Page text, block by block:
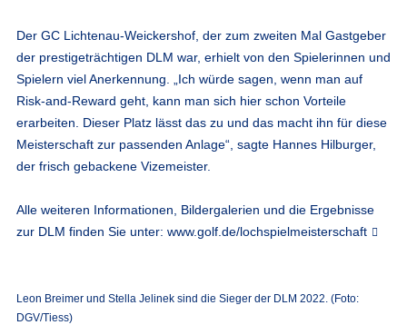
Der GC Lichtenau-Weickershof, der zum zweiten Mal Gastgeber
der prestigeträchtigen DLM war, erhielt von den Spielerinnen und
Spielern viel Anerkennung. „Ich würde sagen, wenn man auf
Risk-and-Reward geht, kann man sich hier schon Vorteile
erarbeiten. Dieser Platz lässt das zu und das macht ihn für diese
Meisterschaft zur passenden Anlage“, sagte Hannes Hilburger,
der frisch gebackene Vizemeister.
Alle weiteren Informationen, Bildergalerien und die Ergebnisse
zur DLM finden Sie unter: www.golf.de/lochspielmeisterschaft
Leon Breimer und Stella Jelinek sind die Sieger der DLM 2022. (Foto:
DGV/Tiess)